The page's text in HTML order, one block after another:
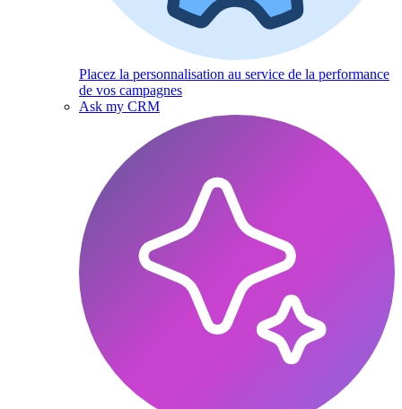
Placez la personnalisation au service de la performance
de vos campagnes
Ask my CRM